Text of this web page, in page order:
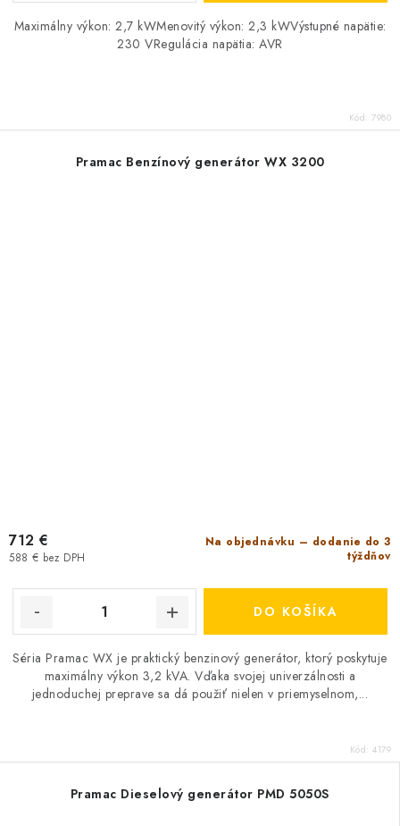
Maximálny výkon: 2,7 kWMenovitý výkon: 2,3 kWVýstupné napätie:
230 VRegulácia napätia: AVR
Kód: 7980
Pramac Benzínový generátor WX 3200
Na objednávku – dodanie do 3
týždňov
588 € bez DPH
712 €
DO KOŠÍKA
Séria Pramac WX je praktický benzinový generátor, ktorý poskytuje
maximálny výkon 3,2 kVA. Vďaka svojej univerzálnosti a
jednoduchej preprave sa dá použiť nielen v priemyselnom,...
Kód: 4179
Pramac Dieselový generátor PMD 5050S